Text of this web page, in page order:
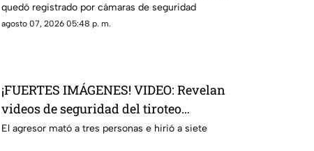
quedó registrado por cámaras de seguridad
agosto 07, 2026 05:48 p. m.
¡FUERTES IMÁGENES! VIDEO: Revelan
videos de seguridad del tiroteo
realizado en famosa cadena de
El agresor mató a tres personas e hirió a siete